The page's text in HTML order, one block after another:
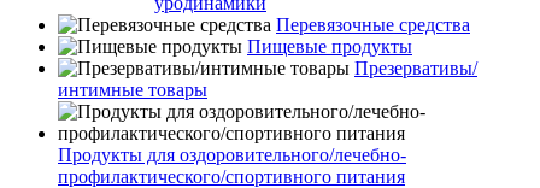
Перевязочные средства
Пищевые продукты
Презервативы/
интимные товары
Продукты для оздоровительного/лечебно-
профилактического/спортивного питания